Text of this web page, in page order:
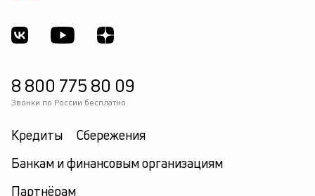
8 800 775 80 09
Звонки по России бесплатно
Кредиты
Сбережения
Банкам и финансовым организациям
Партнёрам